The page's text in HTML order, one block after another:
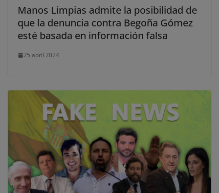
Manos Limpias admite la posibilidad de
que la denuncia contra Begoña Gómez
esté basada en información falsa
25 abril 2024